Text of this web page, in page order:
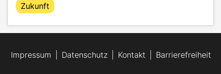
Zukunft
Impressum Datenschutz Kontakt Barrierefreiheit